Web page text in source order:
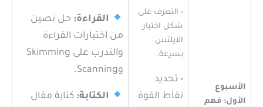
الأسبوع
الأول: فهم
• التعرف على
شكل اختبار
الايلتس
بسرعة.
• تحديد
نقاط القوة
القراءة: حل نصين
من اختبارات القراءة
والتدرب على Skimming
وScanning.
الكتابة: كتابة مقال